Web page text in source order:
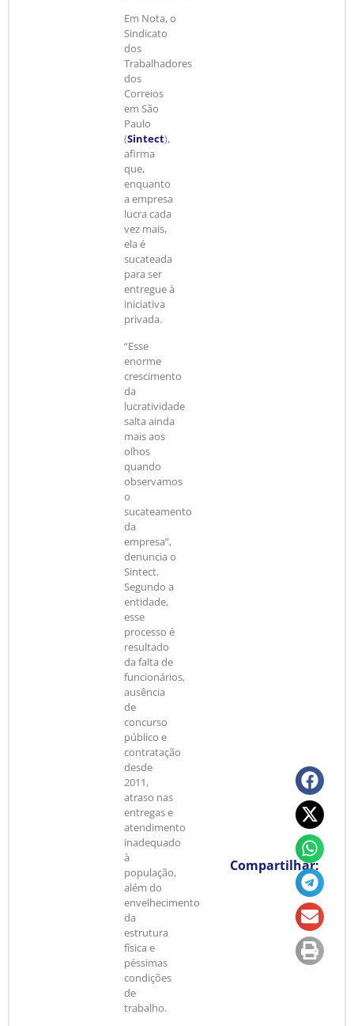
Em Nota, o
Sindicato
dos
Trabalhadores
dos
Correios
em São
Paulo
(Sintect),
afirma
que,
enquanto
a empresa
lucra cada
vez mais,
ela é
sucateada
para ser
entregue à
iniciativa
privada.
“Esse
enorme
crescimento
da
lucratividade
salta ainda
mais aos
olhos
quando
observamos
o
sucateamento
da
empresa”,
denuncia o
Sintect.
Segundo a
entidade,
esse
processo é
resultado
da falta de
funcionários,
ausência
de
concurso
público e
contratação
desde
2011,
atraso nas
entregas e
atendimento
inadequado
à
população,
além do
envelhecimento
da
estrutura
física e
péssimas
condições
de
trabalho.
Compartilhar: